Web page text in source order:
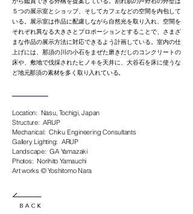
５つの展示室とショップ、そしてカフェなどの空間を内包して
いる。展示室は作品に配慮しながら自然光を取り入れ、空間を
それぞれ異なる大きさとプロポーションとすることで、さまざ
まな作品の展示方法に対応できるよう計画している。室内の仕
上げには、那須の川の小石をまぜた磨きだしのコンクリートの
床や、敷地で伐採されたヒノキを天井に、大谷石を床に使うな
ど地元那須の素材を多く取り入れている。
Location: Nasu, Tochigi, Japan
Structure: ARUP
Mechanical: Chiku Engineering Consultants
Gallery Lighting: ARUP
Landscape: GA Yamazaki
Photos: Norihito Yamauchi
Art works © Yoshitomo Nara